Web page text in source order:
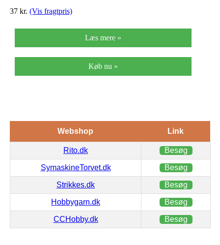
37 kr. (Vis fragtpris)
Læs mere »
Køb nu »
Webshop Link
Rito.dk Besøg
SymaskineTorvet.dk Besøg
Strikkes.dk Besøg
Hobbygarn.dk Besøg
CCHobby.dk Besøg